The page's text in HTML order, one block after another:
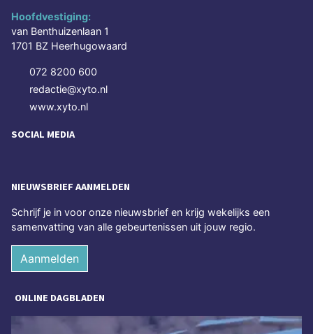
Hoofdvestiging:
van Benthuizenlaan 1
1701 BZ Heerhugowaard
072 8200 600
redactie@xyto.nl
www.xyto.nl
SOCIAL MEDIA
NIEUWSBRIEF AANMELDEN
Schrijf je in voor onze nieuwsbrief en krijg wekelijks een
samenvatting van alle gebeurtenissen uit jouw regio.
Aanmelden
ONLINE DAGBLADEN